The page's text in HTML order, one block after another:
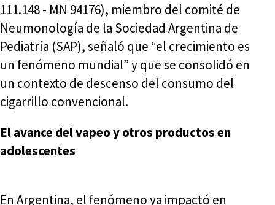
111.148 - MN 94176), miembro del comité de
Neumonología de la Sociedad Argentina de
Pediatría (SAP), señaló que “el crecimiento es
un fenómeno mundial” y que se consolidó en
un contexto de descenso del consumo del
cigarrillo convencional.
El avance del vapeo y otros productos en
adolescentes
En Argentina, el fenómeno ya impactó en